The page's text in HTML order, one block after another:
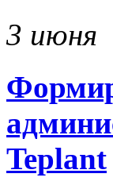
3 июня
Teplant